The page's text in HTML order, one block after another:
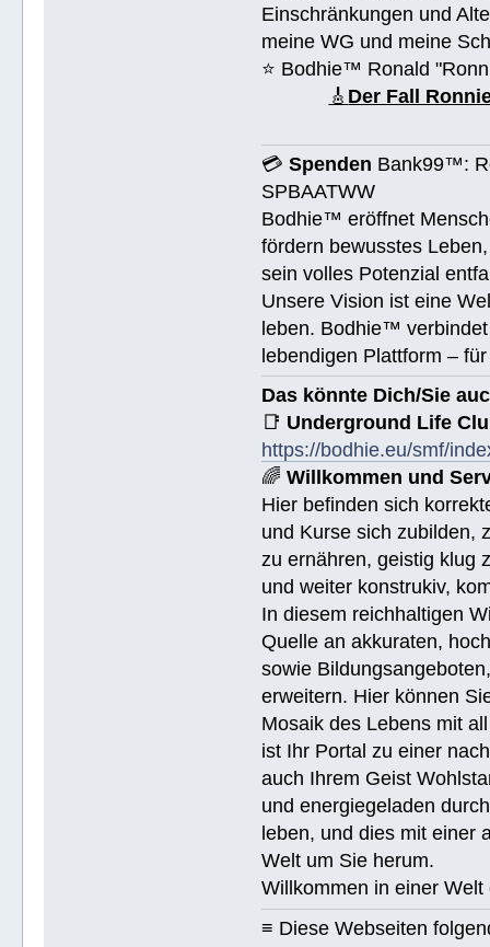
Einschränkungen und
meine WG und meine
⭐️ Bodhie™ Ronald
🎸 Der Fall
💳Spenden Bank99™:
SPBAATWW
Bodhie™ eröffnet
fördern bewusstes
sein volles Potenzial
Unsere Vision ist eine
leben. Bodhie™
lebendigen Plattform –
Das könnte Dich/Sie
📑 Underground Life
https://bodhie.eu/smf/
🌈Willkommen und
Hier befinden sich
und Kurse sich zubilden,
zu ernähren, geistig klug
und weiter konstrukiv,
In diesem reichhaltigen
Quelle an akkuraten,
sowie
erweitern. Hier können
Mosaik des Lebens mit
ist Ihr Portal zu einer
auch Ihrem Geist
und energiegeladen
leben, und dies mit einer
Welt um Sie herum.
Willkommen in einer
≡ Diese Webseiten